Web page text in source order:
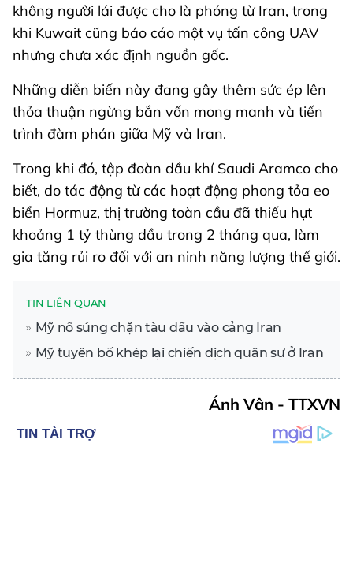
không người lái được cho là phóng từ Iran, trong
khi Kuwait cũng báo cáo một vụ tấn công UAV
nhưng chưa xác định nguồn gốc.
Những diễn biến này đang gây thêm sức ép lên
thỏa thuận ngừng bắn vốn mong manh và tiến
trình đàm phán giữa Mỹ và Iran.
Trong khi đó, tập đoàn dầu khí Saudi Aramco cho
biết, do tác động từ các hoạt động phong tỏa eo
biển Hormuz, thị trường toàn cầu đã thiếu hụt
khoảng 1 tỷ thùng dầu trong 2 tháng qua, làm
gia tăng rủi ro đối với an ninh năng lượng thế giới.
TIN LIÊN QUAN
Mỹ nổ súng chặn tàu dầu vào cảng Iran
Mỹ tuyên bố khép lại chiến dịch quân sự ở Iran
Ánh Vân - TTXVN